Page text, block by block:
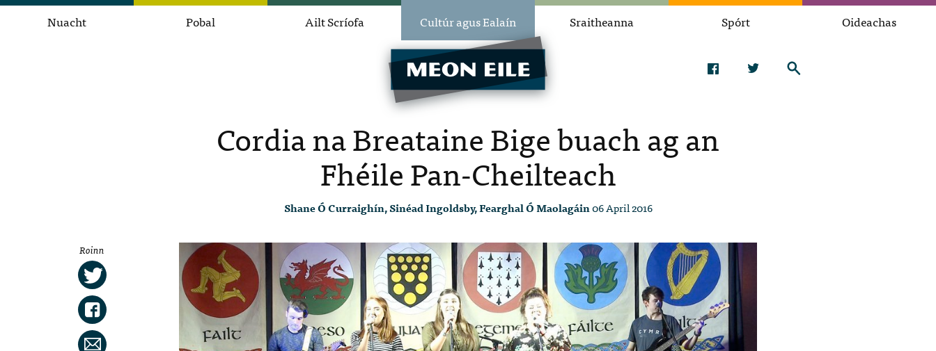
Nuacht Pobal Ailt Scríofa Cultúr agus Ealaín Sraitheanna Spórt Oideachas
Cordia na Breataine Bige buach ag an
Fhéile Pan-Cheilteach
Shane Ó Curraighín, Sinéad Ingoldsby, Fearghal Ó Maolagáin06 April 2016
Roinn